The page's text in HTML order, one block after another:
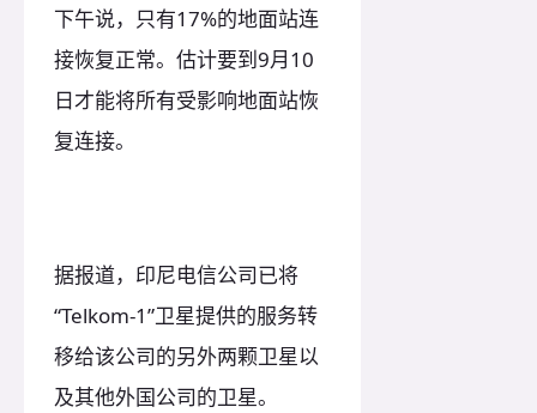
下午说，只有17%的地面站连
接恢复正常。估计要到9月10
日才能将所有受影响地面站恢
复连接。
据报道，印尼电信公司已将
“Telkom-1”卫星提供的服务转
移给该公司的另外两颗卫星以
及其他外国公司的卫星。